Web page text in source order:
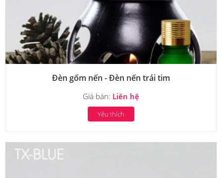
Đèn gốm nến - Đèn nến trái tim
Giá bán: Liên hệ
Yêu thích